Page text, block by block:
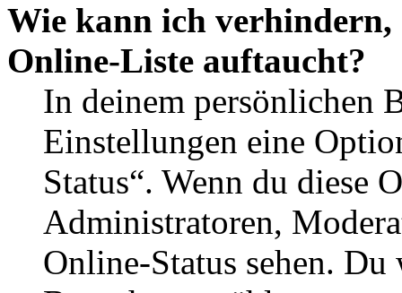
Wie kann ich verhindern,
Online-Liste auftaucht?
In deinem persönlichen
Einstellungen eine
Status“. Wenn du diese
Administratoren,
Online-Status sehen.